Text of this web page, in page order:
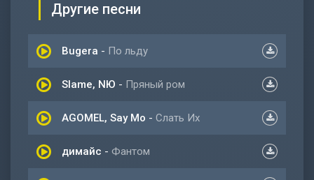
Другие песни
Bugera - По льду
Slame, NЮ - Пряный ром
AGOMEL, Say Mo - Слать Их
димайс - Фантом